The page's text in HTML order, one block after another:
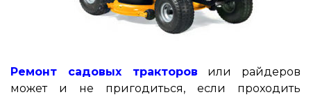
Ремонт садовых тракторов или райдеров
может и не пригодиться, если проходить